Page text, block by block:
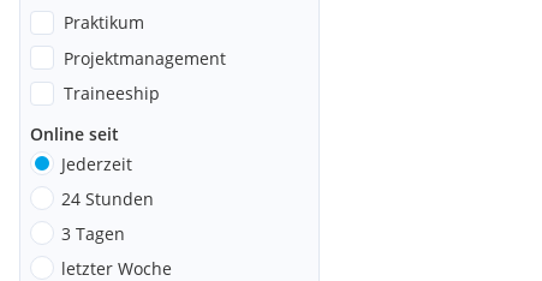
Praktikum
Projektmanagement
Traineeship
Online seit
Jederzeit
24 Stunden
3 Tagen
letzter Woche